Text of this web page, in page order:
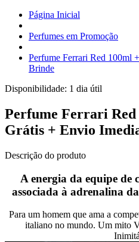
Página Inicial
Perfumes em Promoção
Perfume Ferrari Red 100ml
Brinde
Disponibilidade: 1 dia útil
Perfume Ferrari Red
Grátis + Envio
Descrição do produto
A energia da equipe de
associada à adrenalina
Para um homem que ama a
italiano no mundo. Um mito